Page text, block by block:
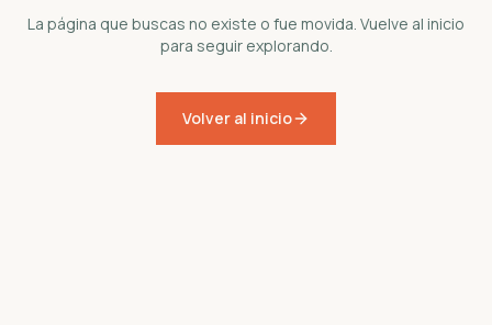
La página que buscas no existe o fue movida. Vuelve al inicio
para seguir explorando.
Volver al inicio